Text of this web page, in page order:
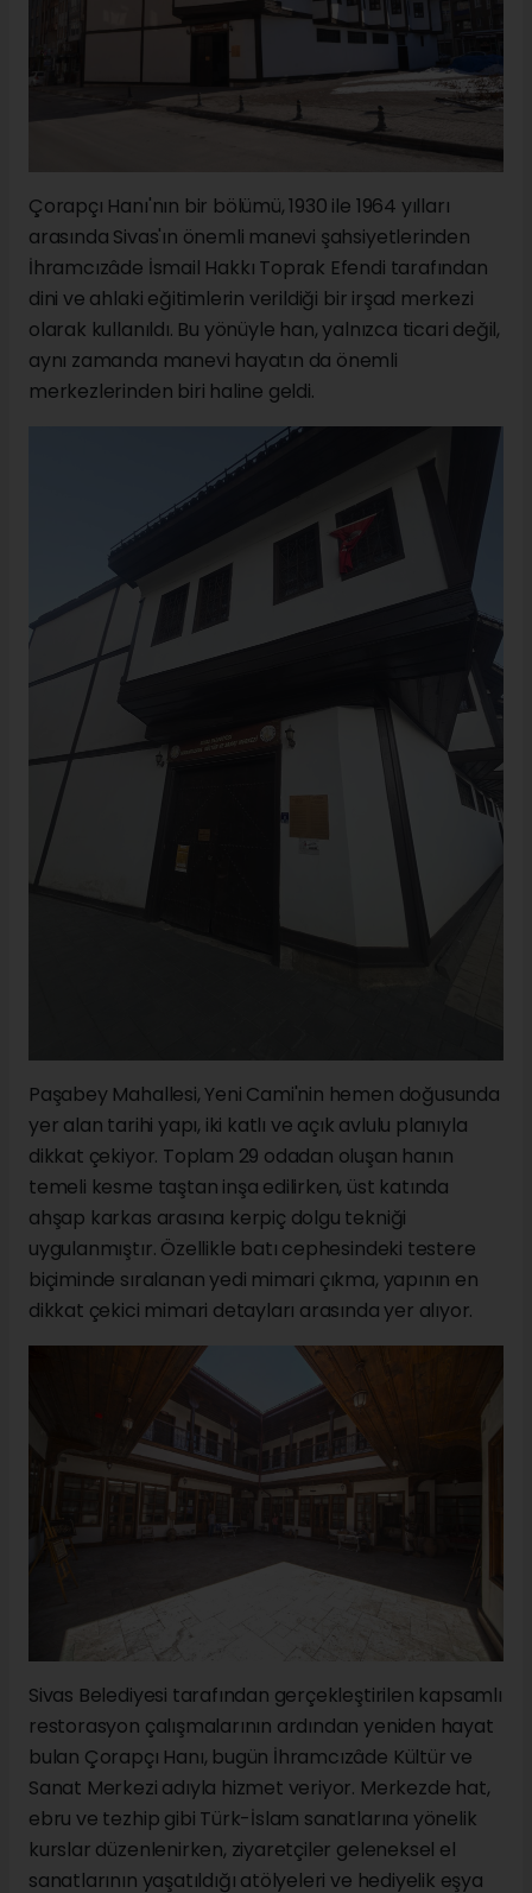
Çorapçı Hanı'nın bir bölümü, 1930 ile 1964 yılları
arasında Sivas'ın önemli manevi şahsiyetlerinden
İhramcızâde İsmail Hakkı Toprak Efendi tarafından
dini ve ahlaki eğitimlerin verildiği bir irşad merkezi
olarak kullanıldı. Bu yönüyle han, yalnızca ticari değil,
aynı zamanda manevi hayatın da önemli
merkezlerinden biri haline geldi.
Paşabey Mahallesi, Yeni Cami'nin hemen doğusunda
yer alan tarihi yapı, iki katlı ve açık avlulu planıyla
dikkat çekiyor. Toplam 29 odadan oluşan hanın
temeli kesme taştan inşa edilirken, üst katında
ahşap karkas arasına kerpiç dolgu tekniği
uygulanmıştır. Özellikle batı cephesindeki testere
biçiminde sıralanan yedi mimari çıkma, yapının en
dikkat çekici mimari detayları arasında yer alıyor.
Sivas Belediyesi tarafından gerçekleştirilen kapsamlı
restorasyon çalışmalarının ardından yeniden hayat
bulan Çorapçı Hanı, bugün İhramcızâde Kültür ve
Sanat Merkezi adıyla hizmet veriyor. Merkezde hat,
ebru ve tezhip gibi Türk-İslam sanatlarına yönelik
kurslar düzenlenirken, ziyaretçiler geleneksel el
sanatlarının yaşatıldığı atölyeleri ve hediyelik eşya